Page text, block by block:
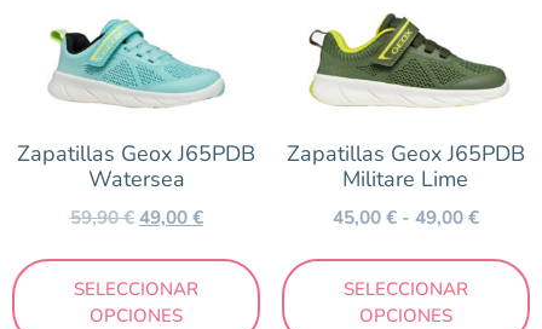
Barefoot
Colegiales
Niño
Color
Zapatillas Geox J65PDB
Watersea
59,90€ 49,00€
SELECCIONAR
OPCIONES
Zapatillas Geox J65PDB
Militare Lime
45,00€ - 49,00€
SELECCIONAR
OPCIONES